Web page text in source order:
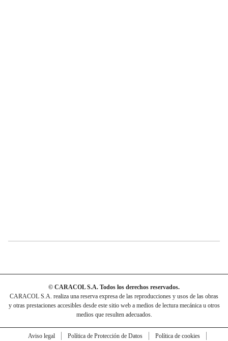
© CARACOL S.A. Todos los derechos reservados.
CARACOL S.A. realiza una reserva expresa de las reproducciones y usos de las obras
y otras prestaciones accesibles desde este sitio web a medios de lectura mecánica u otros
medios que resulten adecuados.
Aviso legal Política de Protección de Datos
Política de cookies